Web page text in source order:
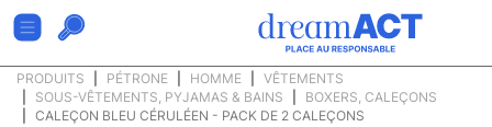
PRODUITS PÉTRONE HOMME
VÊTEMENTS
SOUS-VÊTEMENTS, PYJAMAS & BAINS
BOXERS, CALEÇONS
CALEÇON BLEU CÉRULÉEN - PACK DE 2 CALEÇONS